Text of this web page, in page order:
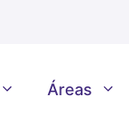
Áreas